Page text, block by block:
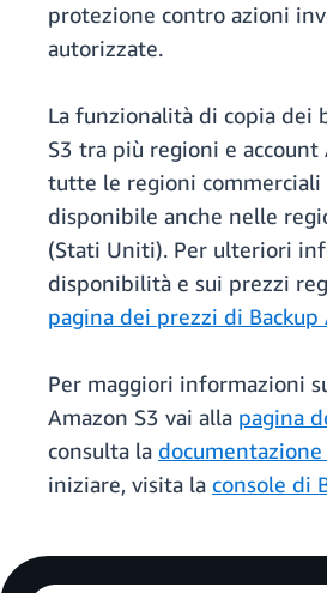
protezione contro azioni
autorizzate.
La funzionalità di copia dei
S3 tra più regioni e account
tutte le regioni commerciali
disponibile anche nelle
(Stati Uniti). Per ulteriori
disponibilità e sui prezzi
pagina dei prezzi di Backup
Per maggiori informazioni
Amazon S3 vai alla pagina
consulta la
iniziare, visita la console di